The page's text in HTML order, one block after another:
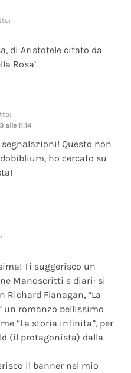
di Aristotele citato da
Rosa’.
alle 11:14
Questo non
ho cercato su
Ti suggerisco un
Manoscritti e diari: si
Richard Flanagan, “La
un romanzo bellissimo
“La storia infinita”, per
(il protagonista) dalla
il banner nel mio